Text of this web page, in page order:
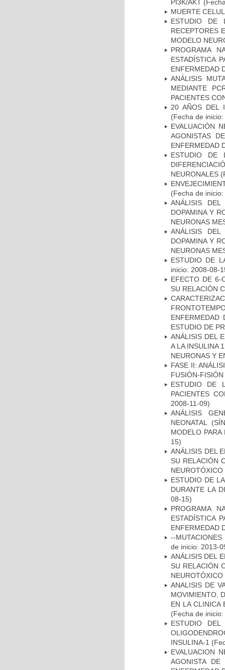
PI3K/AKT
MUERTE
ESTUDIO DE
RECEPTORES
MODELO
PROGRAMA
ESTADÍSTICA
ENFERMEDAD
ANÁLISIS
MEDIANTE
PACIENTES
20 AÑOS DEL
(Fecha de
EVALUACIÓN
AGONISTAS
ENFERMEDAD
ESTUDIO DE
NEURONALES
(Fecha de
ANÁLISIS
DOPAMINA Y
NEURONAS
ANÁLISIS
DOPAMINA Y
NEURONAS
ESTUDIO DE
inicio: 2008-08-
EFECTO DE 6-
SU RELACIÓN
ENFERMEDAD
ESTUDIO DE
ANÁLISIS DEL
A LA INSULINA
NEURONAS Y
FASE II:
FUSIÓN-
ESTUDIO DE
PACIENTES
2008-11-09)
ANÁLISIS
NEONATAL
MODELO
15)
ANÁLISIS DEL
SU RELACIÓN
NEUROTÓXICO
ESTUDIO DE
DURANTE LA
08-15)
PROGRAMA
ESTADÍSTICA
ENFERMEDAD
--
de inicio: 2013-
ANÁLISIS DEL
SU RELACIÓN
NEUROTÓXICO
ANALISIS DE
MOVIMIENTO,
EN LA CLINICA
(Fecha de
ESTUDIO
INSULINA-1
EVALUACION
AGONISTA